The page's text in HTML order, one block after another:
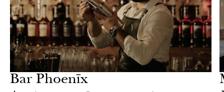
Bar Phoenīx
Guide